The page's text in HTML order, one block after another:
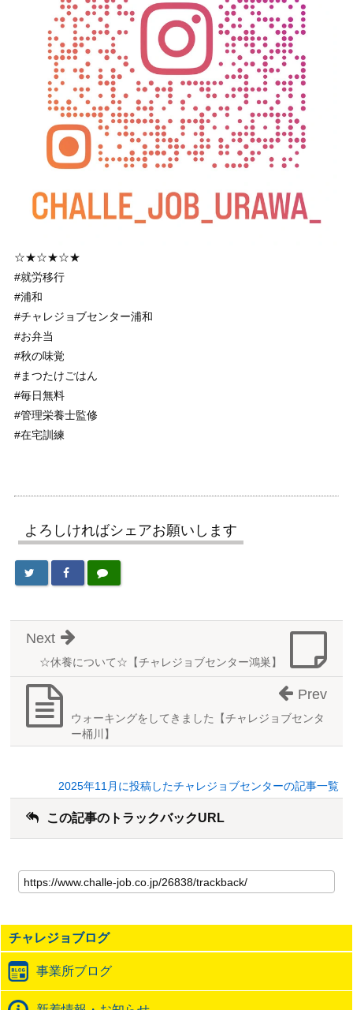
☆★☆★☆★
#就労移行
#浦和
#チャレジョブセンター浦和
#お弁当
#秋の味覚
#まつたけごはん
#毎日無料
#管理栄養士監修
#在宅訓練
よろしければシェアお願いします
☆休養について☆【チャレジョブセンター鴻巣】
Next
ウォーキングをしてきました【チャレジョブセンタ
ー桶川】
Prev
2025年11月に投稿したチャレジョブセンターの記事一覧
この記事のトラックバックURL
の
記
の
ト
ッ
ク
バ
チャレジョブログ
事業所ブログ